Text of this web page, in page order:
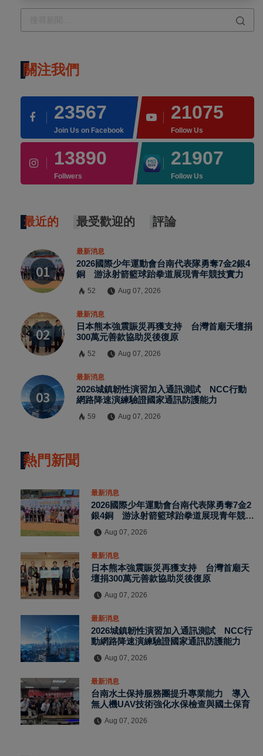
關注我們
23567
Join Us on Facebook
21075
Follow Us
13890
Follwers
21907
Follow Us
最近的 最受歡迎的 評論
最新消息
2026國際少年運動會台南代表隊勇奪7金2銀4
銅 游泳射箭籃球跆拳道展現青年競技實力
52 Aug 07, 2026
最新消息
日本熊本強震賑災再獲支持 台灣首廟天壇捐
300萬元善款協助災後復原
52 Aug 07, 2026
最新消息
2026城鎮韌性演習加入通訊測試 NCC行動
網路降速演練驗證國家通訊防護能力
59 Aug 07, 2026
熱門新聞
最新消息
2026國際少年運動會台南代表隊勇奪7金2
銀4銅 游泳射箭籃球跆拳道展現青年競技
Aug 07, 2026
最新消息
日本熊本強震賑災再獲支持 台灣首廟天
壇捐300萬元善款協助災後復原
Aug 07, 2026
最新消息
2026城鎮韌性演習加入通訊測試 NCC行
動網路降速演練驗證國家通訊防護能力
Aug 07, 2026
最新消息
台南水土保持服務團提升專業能力 導入
無人機UAV技術強化水保檢查與國土保育
Aug 07, 2026